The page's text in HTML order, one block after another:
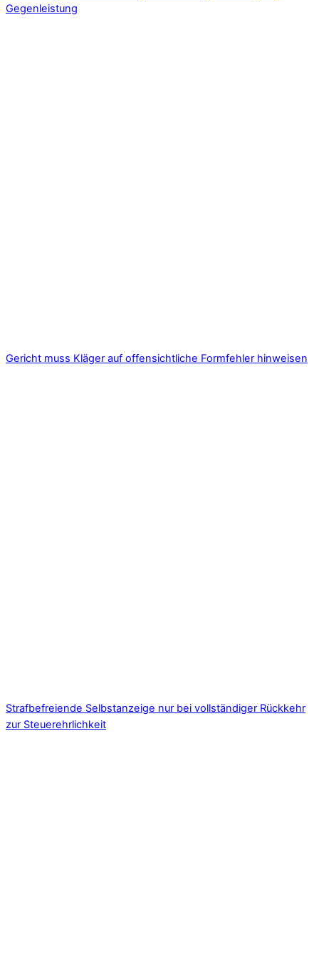
Gegenleistung
Gericht muss Kläger auf offensichtliche Formfehler hinweisen
Strafbefreiende Selbstanzeige nur bei vollständiger Rückkehr
zur Steuerehrlichkeit